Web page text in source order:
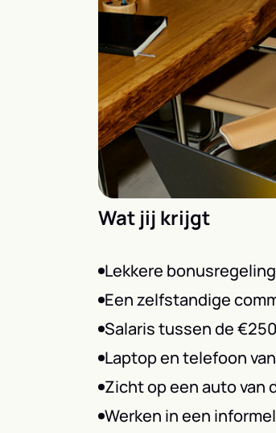
Wat jij krijgt
Lekkere bonusregeling
Een zelfstandige
Salaris tussen de
Laptop en telefoon
Zicht op een auto van
Werken in een